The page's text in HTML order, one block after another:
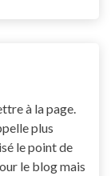
à la page.
plus
le point de
le blog mais